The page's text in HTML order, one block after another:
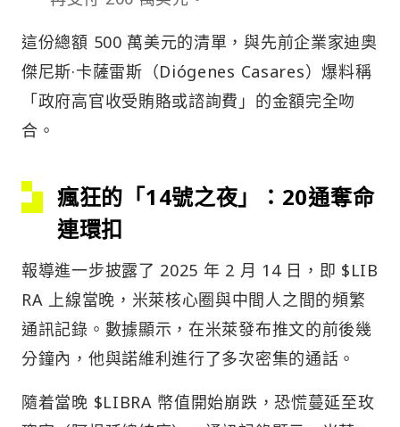
這份總額 500 萬美元的清單，與先前企業家迪奧
傑尼斯·卡薩雷斯（Diógenes Casares）爆料稱
「政府高官收受賄賂或諮詢費」的金額完全吻
合。
瘋狂的「14號之夜」：20通奪命
連環扣
報導進一步披露了 2025 年 2 月 14 日，即 $LIB
RA 上線當晚，米萊核心圈與中間人之間的頻繁
通訊記錄。數據顯示，在米萊發布推文的前後幾
分鐘內，他與諾維利進行了多次密集的通話。
隨着當晚 $LIBRA 幣值開始崩跌，恐慌蔓延至玫